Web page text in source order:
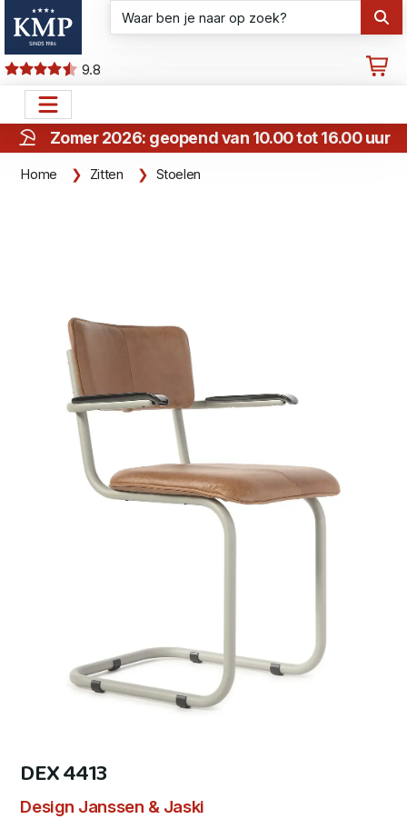
9.8
Zomer 2026: geopend van 10.00 tot 16.00 uur
Home Zitten Stoelen
DEX 4413
Design Janssen & Jaski